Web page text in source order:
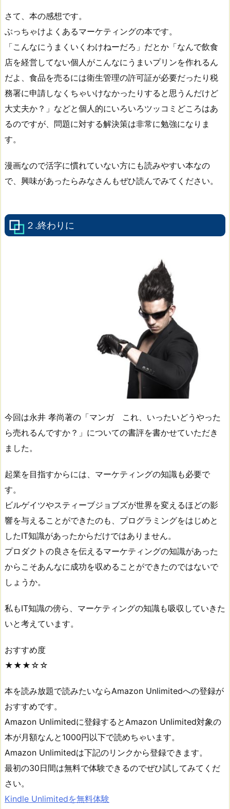
さて、本の感想です。
ぶっちゃけよくあるマーケティングの本です。
「こんなにうまくいくわけねーだろ」だとか「なんで飲食
店を経営してない個人がこんなにうまいプリンを作れるん
だよ、食品を売るには衛生管理の許可証が必要だったり税
務署に申請しなくちゃいけなかったりすると思うんだけど
大丈夫か？」などと個人的にいろいろツッコミどころはあ
るのですが、問題に対する解決策は非常に勉強になりま
す。
漫画なので活字に慣れていない方にも読みやすい本なの
で、興味があったらみなさんもぜひ読んでみてください。
２.終わりに
今回は永井 孝尚著の「マンガ これ、いったいどうやった
ら売れるんですか？」についての書評を書かせていただき
ました。
起業を目指すからには、マーケティングの知識も必要で
す。
ビルゲイツやスティーブジョブズが世界を変えるほどの影
響を与えることができたのも、プログラミングをはじめと
したIT知識があったからだけではありません。
プロダクトの良さを伝えるマーケティングの知識があった
からこそあんなに成功を収めることができたのではないで
しょうか。
私もIT知識の傍ら、マーケティングの知識も吸収していきた
いと考えています。
おすすめ度
★★★☆☆
本を読み放題で読みたいならAmazon Unlimitedへの登録が
おすすめです。
Amazon Unlimitedに登録するとAmazon Unlimited対象の
本が月額なんと1000円以下で読めちゃいます。
Amazon Unlimitedは下記のリンクから登録できます。
最初の30日間は無料で体験できるのでぜひ試してみてくだ
さい。
Kindle Unlimitedを無料体験